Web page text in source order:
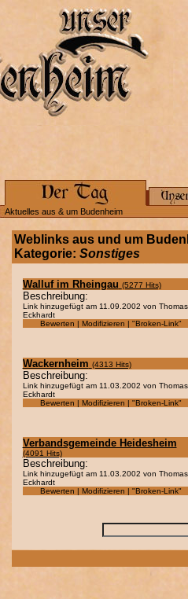
Aktuelles aus & um Budenheim
Weblinks aus und um
Kategorie: Sonstiges
Walluf im Rheingau (5277 Hits)
Beschreibung:
Link hinzugefügt am 11.09.2002 von Thomas
Eckhardt
Bewerten | Modifizieren | "Broken-Link"
Wackernheim (4313 Hits)
Beschreibung:
Link hinzugefügt am 11.03.2002 von Thomas
Eckhardt
Bewerten | Modifizieren | "Broken-Link"
Verbandsgemeinde Heidesheim
(4091 Hits)
Beschreibung:
Link hinzugefügt am 11.03.2002 von Thomas
Eckhardt
Bewerten | Modifizieren | "Broken-Link"